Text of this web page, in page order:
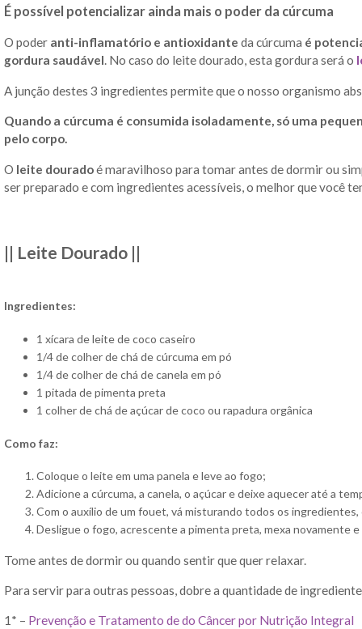
É possível potencializar ainda mais o poder da cúrcuma
O poder anti-inflamatório e antioxidante da cúrcuma é
gordura saudável. No caso do leite dourado, esta gordura será o
A junção destes 3 ingredientes permite que o nosso organismo
Quando a cúrcuma é consumida isoladamente, só uma
pelo corpo.
O leite douradoé maravilhoso para tomar antes de dormir ou
ser preparado e com ingredientes acessíveis, o melhor que você
|| Leite Dourado ||
Ingredientes:
1 xícara de leite de coco caseiro
1/4 de colher de chá de cúrcuma em pó
1/4 de colher de chá de canela em pó
1 pitada de pimenta preta
1 colher de chá de açúcar de coco ou rapadura orgânica
Como faz:
Coloque o leite em uma panela e leve ao fogo;
Adicione a cúrcuma, a canela, o açúcar e deixe aquecer até a
Com o auxílio de um fouet, vá misturando todos os
Desligue o fogo, acrescente a pimenta preta, mexa novamente
Tome antes de dormir ou quando sentir que quer relaxar.
Para servir para outras pessoas, dobre a quantidade de
1* – Prevenção e Tratamento de do Câncer por Nutrição Integral